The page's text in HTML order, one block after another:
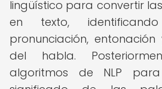
lingüístico para convertir
en texto,
pronunciación,
del habla.
algoritmos de NLP